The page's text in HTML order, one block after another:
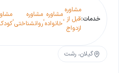
خدمات:
مشاوره
قبل از
ازدواج
،مشاوره
خانواده،مشاوره
روانشناختی،
گیلان، رشت